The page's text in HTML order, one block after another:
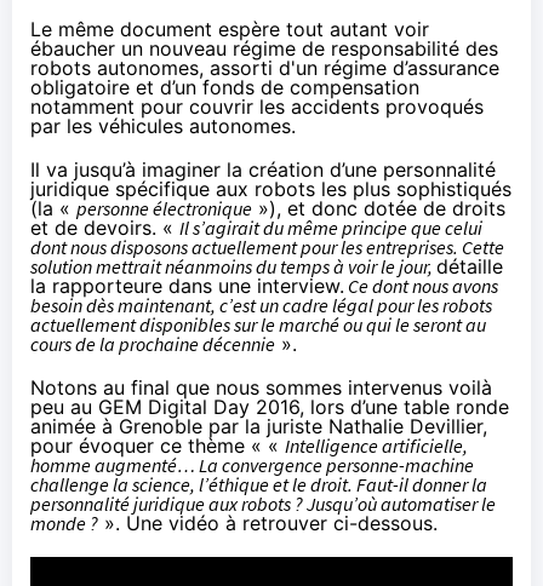
Le même document espère tout autant voir
ébaucher un nouveau régime de responsabilité des
robots autonomes, assorti d'un régime d’assurance
obligatoire et d’un fonds de compensation
notamment pour couvrir les accidents provoqués
par les véhicules autonomes.
Il va jusqu’à imaginer la création d’une personnalité
juridique spécifique aux robots les plus sophistiqués
(la « personne électronique »), et donc dotée de droits
et de devoirs. « Il s’agirait du même principe que celui
dont nous disposons actuellement pour les entreprises. Cette
solution mettrait néanmoins du temps à voir le jour, détaille
la rapporteure dans une interview. Ce dont nous avons
besoin dès maintenant, c’est un cadre légal pour les robots
actuellement disponibles sur le marché ou qui le seront au
cours de la prochaine décennie ».
Notons au final que nous sommes intervenus voilà
peu au GEM Digital Day 2016, lors d’une table ronde
animée à Grenoble par la juriste Nathalie Devillier,
pour évoquer ce thème « « Intelligence artificielle,
homme augmenté… La convergence personne-machine
challenge la science, l’éthique et le droit. Faut-il donner la
personnalité juridique aux robots ? Jusqu’où automatiser le
monde ? ». Une vidéo à retrouver ci-dessous.